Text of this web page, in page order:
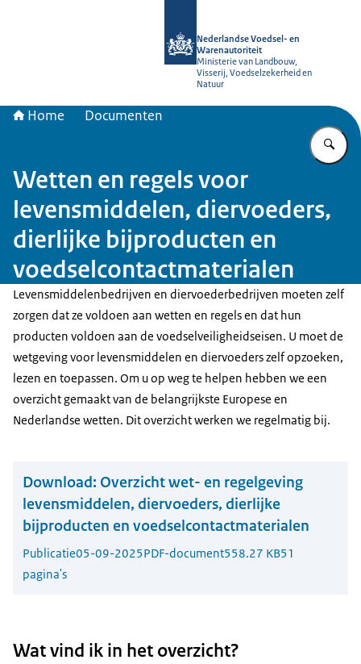
Nederlandse Voedsel- en
Warenautoriteit
Ministerie van Landbouw,
Visserij, Voedselzekerheid en
Natuur
Home Documenten
Wetten en regels voor
levensmiddelen, diervoeders,
dierlijke bijproducten en
voedselcontactmaterialen
Levensmiddelenbedrijven en diervoederbedrijven moeten zelf
zorgen dat ze voldoen aan wetten en regels en dat hun
producten voldoen aan de voedselveiligheidseisen. U moet de
wetgeving voor levensmiddelen en diervoeders zelf opzoeken,
lezen en toepassen. Om u op weg te helpen hebben we een
overzicht gemaakt van de belangrijkste Europese en
Nederlandse wetten. Dit overzicht werken we regelmatig bij.
Download: Overzicht wet- en regelgeving
levensmiddelen, diervoeders, dierlijke
bijproducten en voedselcontactmaterialen
Publicatie05-09-2025PDF-document558.27 KB51
pagina's
Wat vind ik in het overzicht?